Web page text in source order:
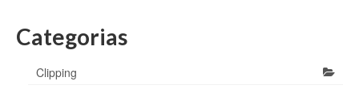
Categorias
Clipping